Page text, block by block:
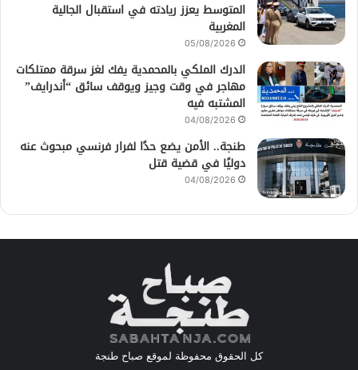
المتوسط يعزز ريادته في استقبال الجالية
المغربية
05/08/2026
الدرك الملكي بالمحمدية يفك لغز سرقة ممتلكات
مهاجر في وقت وجيز ويوقف سائق “أندرايف”
المشتبه فيه
04/08/2026
طنجة.. الأمن يضع حدًا لفرار فرنسي مبحوث عنه
دوليًا في قضية قتل
04/08/2026
كل الحقوق محفوظة لموقع صباح طنجة